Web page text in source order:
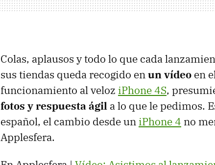
Colas, aplausos y todo lo que cada
sus tiendas queda recogido enun vídeo en
funcionamiento al veloz iPhone 4S,
fotos y respuesta ágil a lo que le pedimos.
español, el cambio desde un iPhone 4 no
Applesfera.